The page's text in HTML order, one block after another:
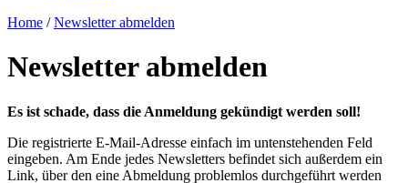
Home /Newsletter abmelden
Newsletter abmelden
Es ist schade, dass die Anmeldung gekündigt werden soll!
Die registrierte E-Mail-Adresse einfach im untenstehenden Feld
eingeben. Am Ende jedes Newsletters befindet sich außerdem ein
Link, über den eine Abmeldung problemlos durchgeführt werden